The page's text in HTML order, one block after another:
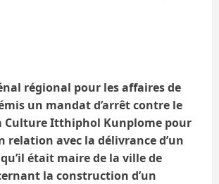
régional pour les affaires de
un mandat d’arrêt contre le
Culture Itthiphol Kunplome pour
relation avec la délivrance d’un
était maire de la ville de
la construction d’un